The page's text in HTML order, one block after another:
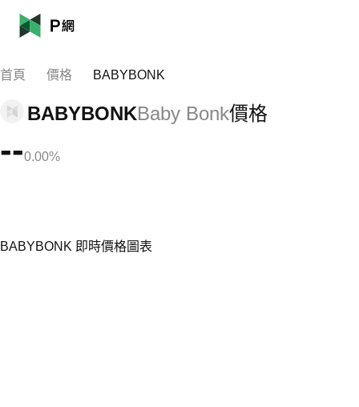
首頁 價格 BABYBONK
BABYBONKBaby Bonk價格
--0.00%
BABYBONK 即時價格圖表